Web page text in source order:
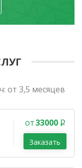
от 3,5 месяцев
от33000
Заказать